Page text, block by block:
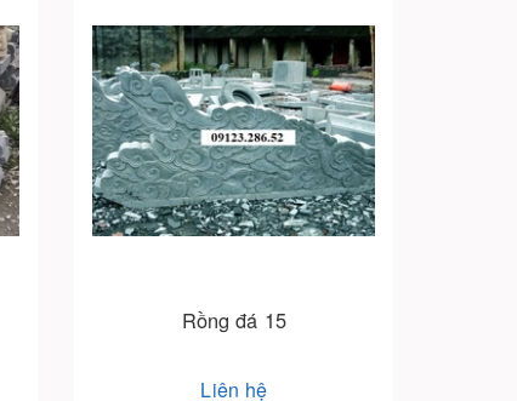
Rồng đá 15
Liên hệ